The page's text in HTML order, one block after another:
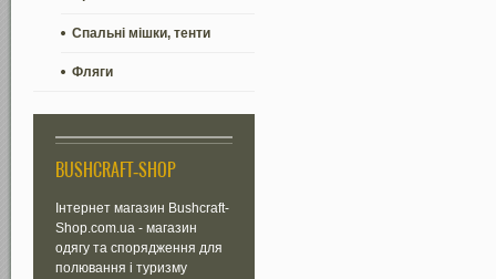
Спальні мішки, тенти
Фляги
BUSHCRAFT-SHOP
Інтернет магазин Bushcraft-
Shop.com.ua - магазин
одягу та спорядження для
полювання і туризму